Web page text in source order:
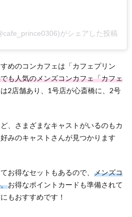
がシェアした投稿
めのコンカフェは「カフェプリン
も人気のメンズコンカフェ「カフェ
2店舗あり、1号店が心斎橋に、2号
、さまざまなキャストがいるのもカ
みのキャストさんが見つかります
お得なセットもあるので、 メンズコ
お得なポイントカードも準備されて
もおすすめです！